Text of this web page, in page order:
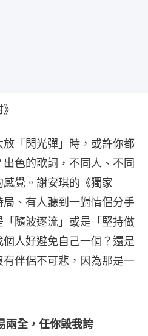
「閃光彈」時，或許你都
色的歌詞，不同人、不同
覺。謝安琪的《獨家
、有人聽到一對情侶分手
隨波逐流」或是「堅持做
人好避免自己一個？還是
伴侶不可悲，因為那是一
兩全，任你毀我誇